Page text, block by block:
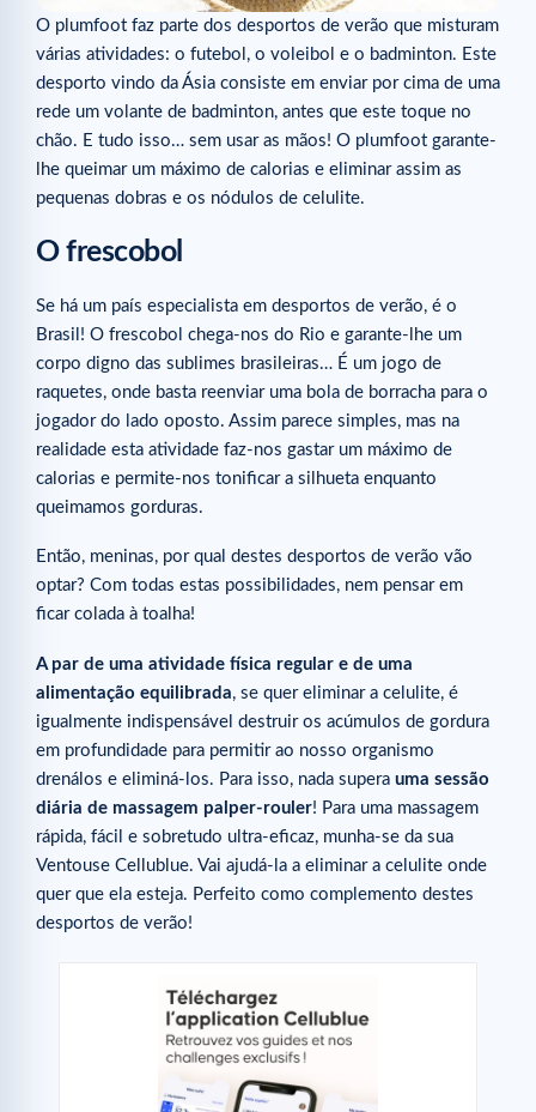
O plumfoot faz parte dos desportos de verão que misturam
várias atividades: o futebol, o voleibol e o badminton. Este
desporto vindo da Ásia consiste em enviar por cima de uma
rede um volante de badminton, antes que este toque no
chão. E tudo isso… sem usar as mãos! O plumfoot garante-
lhe queimar um máximo de calorias e eliminar assim as
pequenas dobras e os nódulos de celulite.
O frescobol
Se há um país especialista em desportos de verão, é o
Brasil! O frescobol chega-nos do Rio e garante-lhe um
corpo digno das sublimes brasileiras… É um jogo de
raquetes, onde basta reenviar uma bola de borracha para o
jogador do lado oposto. Assim parece simples, mas na
realidade esta atividade faz-nos gastar um máximo de
calorias e permite-nos tonificar a silhueta enquanto
queimamos gorduras.
Então, meninas, por qual destes desportos de verão vão
optar? Com todas estas possibilidades, nem pensar em
ficar colada à toalha!
A par de uma atividade física regular e de uma
alimentação equilibrada, se quer eliminar a celulite, é
igualmente indispensável destruir os acúmulos de gordura
em profundidade para permitir ao nosso organismo
drenálos e eliminá-los. Para isso, nada supera uma sessão
diária de massagem palper-rouler! Para uma massagem
rápida, fácil e sobretudo ultra-eficaz, munha-se da sua
Ventouse Cellublue. Vai ajudá-la a eliminar a celulite onde
quer que ela esteja. Perfeito como complemento destes
desportos de verão!